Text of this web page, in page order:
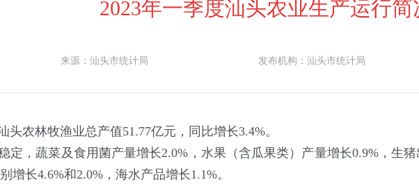
2023年一季度汕头农业生产运行简
来源：汕头市统计局 发布机构：汕头市统计局
头农林牧渔业总产值51.77亿元，同比增长3.4%。
定，蔬菜及食用菌产量增长2.0%，水果（含瓜果类）产量增长0.9%，生
增长4.6%和2.0%，海水产品增长1.1%。